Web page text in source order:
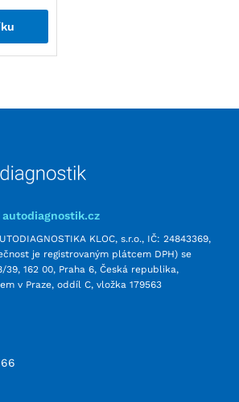
KLOC, s.r.o., IČ: 24843369,
je registrovaným plátcem DPH) se
162 00, Praha 6, Česká republika,
v Praze, oddíl C, vložka 179563